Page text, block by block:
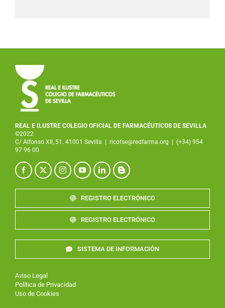
REAL E ILUSTRE COLEGIO OFICIAL DE FARMACÉUTICOS DE SEVILLA
©2022
C/ Alfonso XII, 51. 41001 Sevilla
ricofse@redfarma.org
(+34) 954
97 96 00
REGISTRO ELECTRÓNICO
REGISTRO ELECTRÓNICO
SISTEMA DE INFORMACIÓN
Aviso Legal
Política de Privacidad
Uso de Cookies